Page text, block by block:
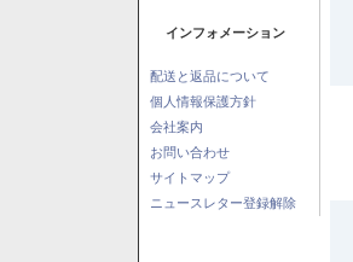
インフォメーション
配送と返品について
個人情報保護方針
会社案内
お問い合わせ
サイトマップ
ニュースレター登録解除